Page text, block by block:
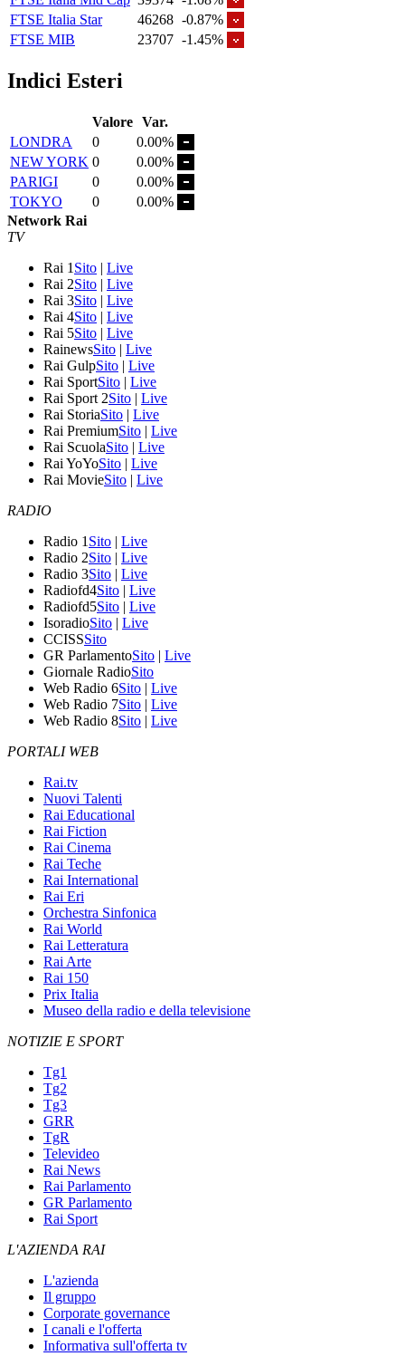
FTSE Italia Star
46268 -0.87%
FTSE MIB
23707 -1.45%
Indici Esteri
Valore Var.
LONDRA
0
0.00%
NEW YORK 0
0.00%
PARIGI
0
0.00%
TOKYO
0
0.00%
Network Rai
TV
Rai 1 Sito | Live
Rai 2Sito | Live
Rai 3Sito | Live
Rai 4Sito | Live
Rai 5Sito | Live
RainewsSito | Live
Rai GulpSito | Live
Rai SportSito | Live
Rai Sport 2Sito | Live
Rai StoriaSito | Live
Rai PremiumSito | Live
Rai ScuolaSito | Live
Rai YoYoSito | Live
Rai MovieSito | Live
RADIO
Radio 1 Sito | Live
Radio 2Sito | Live
Radio 3Sito | Live
Radiofd4Sito | Live
Radiofd5Sito | Live
IsoradioSito | Live
CCISSSito
GR ParlamentoSito | Live
Giornale RadioSito
Web Radio 6Sito | Live
Web Radio 7Sito | Live
Web Radio 8Sito | Live
PORTALI WEB
Rai.tv
Nuovi Talenti
Rai Educational
Rai Fiction
Rai Cinema
Rai Teche
Rai International
Rai Eri
Orchestra Sinfonica
Rai World
Rai Letteratura
Rai Arte
Rai 150
Prix Italia
Museo della radio e della televisione
NOTIZIE E SPORT
Tg1
Tg2
Tg3
GRR
TgR
Televideo
Rai News
Rai Parlamento
GR Parlamento
Rai Sport
L'AZIENDA RAI
L'azienda
Il gruppo
Corporate governance
I canali e l'offerta
Informativa sull'offerta tv